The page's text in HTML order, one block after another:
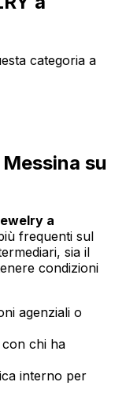
categoria a
Messina su
a
frequenti sul
sia il
condizioni
agenziali o
chi ha
interno per